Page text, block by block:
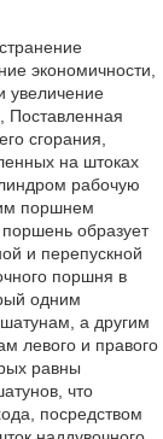
экономичности,
увеличение
Поставленная
сгорания,
на штоках
рабочую
поршнем
образует
и перепускной
поршня в
одним
а другим
левого и правого
равны
что
посредством